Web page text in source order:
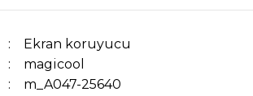
Ekran koruyucu
magicool
m_A047-25640